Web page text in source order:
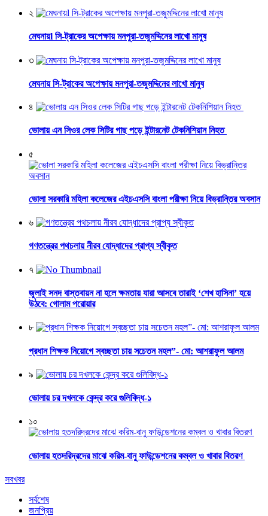
২
মেঘনায়l সি-ট্রাকের অপেক্ষায় মনপুরা-তজুমদ্দিনের লাখো মানুষ
৩
মেঘনায় সি-ট্রাকের অপেক্ষায় মনপুরা-তজুমদ্দিনের লাখো মানুষ
৪
ভোলায় এন সিওর লেক সিটির গাছ পড়ে ইন্টারনেট টেকনিশিয়ান নিহত
৫
ভোলা সরকারি মহিলা কলেজের এইচএসসি বাংলা পরীক্ষা নিয়ে বিভ্রান্তির অবসান
৬
গণতন্ত্রের পথচলায় নীরব যোদ্ধাদের প্রাপ্য স্বীকৃত
৭
জুলাই সনদ বাস্তবায়ন না হলে ক্ষমতায় যারা আসবে তারাই ‘শেখ হাসিনা’ হয়ে
উঠবে: গোলাম পরোয়ার
৮
প্রধান শিক্ষক নিয়োগে স্বচ্ছতা চায় সচেতন মহল”- মো: আশরাফুল আলম
৯
ভোলায় চর দখলকে কেন্দ্র করে গুলিবিদ্ধ-১
১০
ভোলায় হতদরিদ্রদের মাঝে করিম-বানু ফাউন্ডেশনের কম্বল ও খাবার বিতরণ
সবখবর
সর্বশেষ
জনপ্রিয়